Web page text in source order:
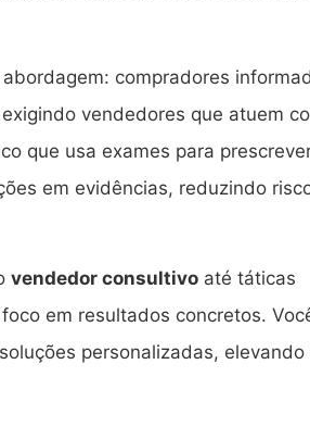
compradores
vendedores que atuem
que usa exames para
em evidências, reduzindo
vendedor consultivo até táticas
em resultados concretos.
personalizadas, elevando